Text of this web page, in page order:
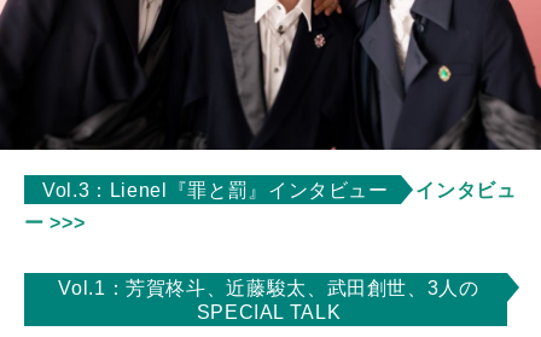
Vol.3：Lienel『罪と罰』インタビュー
インタビュ
ー >>>
Vol.1：芳賀柊斗、近藤駿太、武田創世、3人の
SPECIAL TALK